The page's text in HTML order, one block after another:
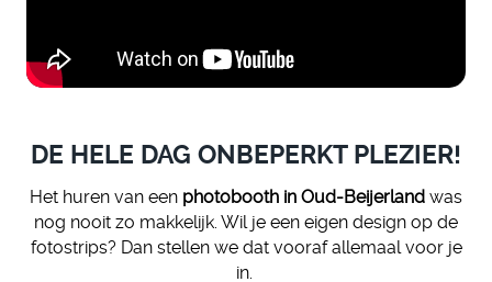
DE HELE DAG ONBEPERKT PLEZIER!
Het huren van een photobooth in Oud-Beijerland was
nog nooit zo makkelijk. Wil je een eigen design op de
fotostrips? Dan stellen we dat vooraf allemaal voor je
in.